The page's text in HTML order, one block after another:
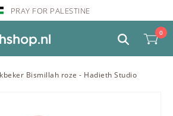
PRAY FOR PALESTINE
0
Bismillah roze - Hadieth Studio